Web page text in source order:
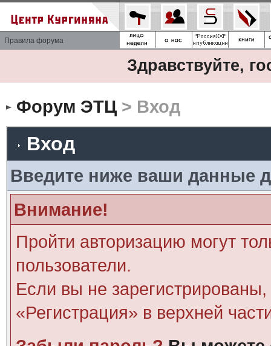
Правила форума
Здравствуйте,
Форум ЭТЦ> Вход
Вход
Введите ниже ваши данные
Внимание!
Пройти авторизацию могут
пользователи.
Если вы не
«Регистрация» в верхней